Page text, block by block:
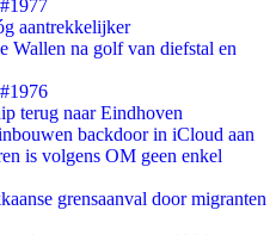
aantrekkelijker
Wallen na golf van diefstal en
terug naar Eindhoven
backdoor in iCloud aan
is volgens OM geen enkel
grensaanval door migranten